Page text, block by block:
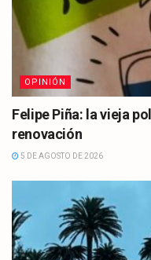
OPINIÓN
Felipe Piña: la vieja
renovación
5 DE AGOSTO DE 2026